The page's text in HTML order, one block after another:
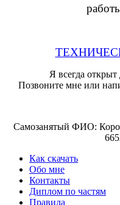
Я всегда открыт
Позвоните мне или
Самозанятый ФИО:
Как скачать
Обо мне
Контакты
Диплом по частям
Правила